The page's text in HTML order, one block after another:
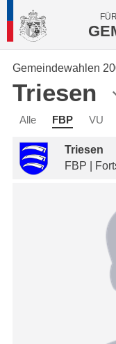
Gemeindewahlen
Triesen
Alle FBP VU
Triesen
FBP |